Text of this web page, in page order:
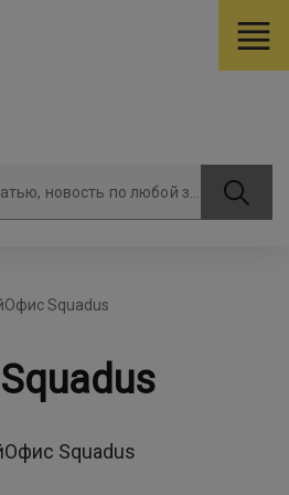
Squadus